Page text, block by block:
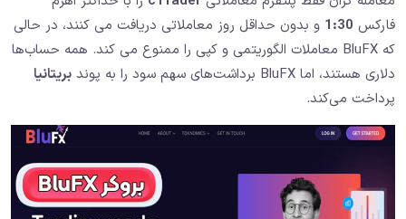
فارکس 1:30 و بدون حداقل روز معاملاتی دریافت می کنند، در حالی
که BluFX معاملات الگوریتمی و کپی را ممنوع می کند. همه حساب‌ها
دلاری هستند، اما BluFX برداشت‌های سهم سود را به پوند
بریتانیا
پرداخت می‌کند.